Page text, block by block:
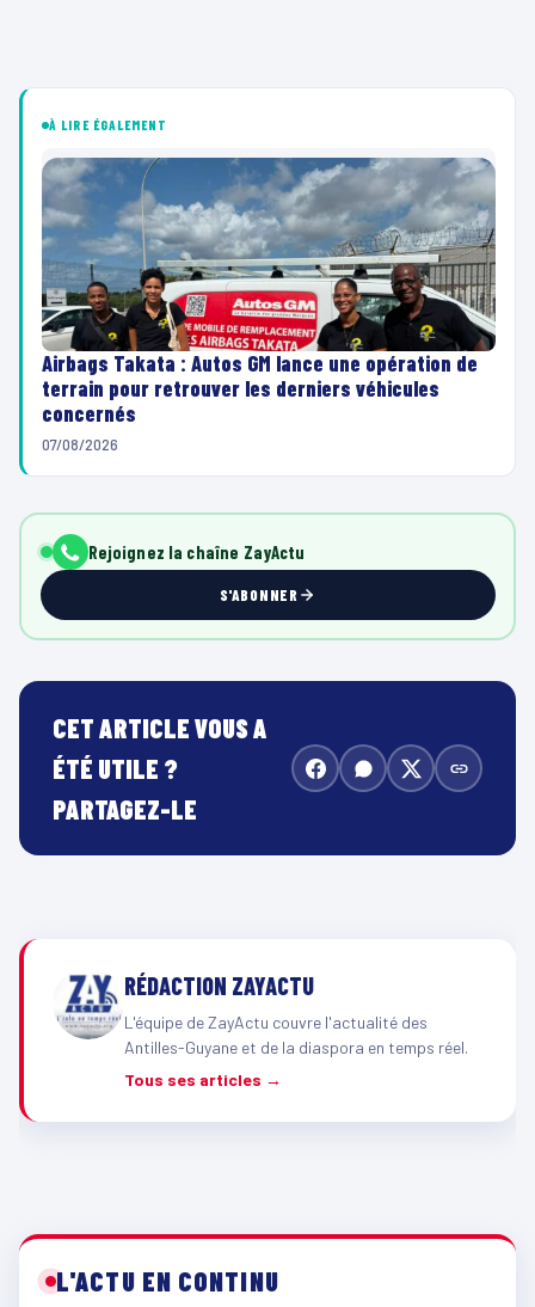
À LIRE ÉGALEMENT
Airbags Takata : Autos GM lance une opération de
terrain pour retrouver les derniers véhicules
concernés
07/08/2026
Rejoignez la chaîne ZayActu
S'ABONNER
CET ARTICLE VOUS A
ÉTÉ UTILE ?
PARTAGEZ-LE
RÉDACTION ZAYACTU
L'équipe de ZayActu couvre l'actualité des
Antilles-Guyane et de la diaspora en temps réel.
Tous ses articles →
L'ACTU EN CONTINU